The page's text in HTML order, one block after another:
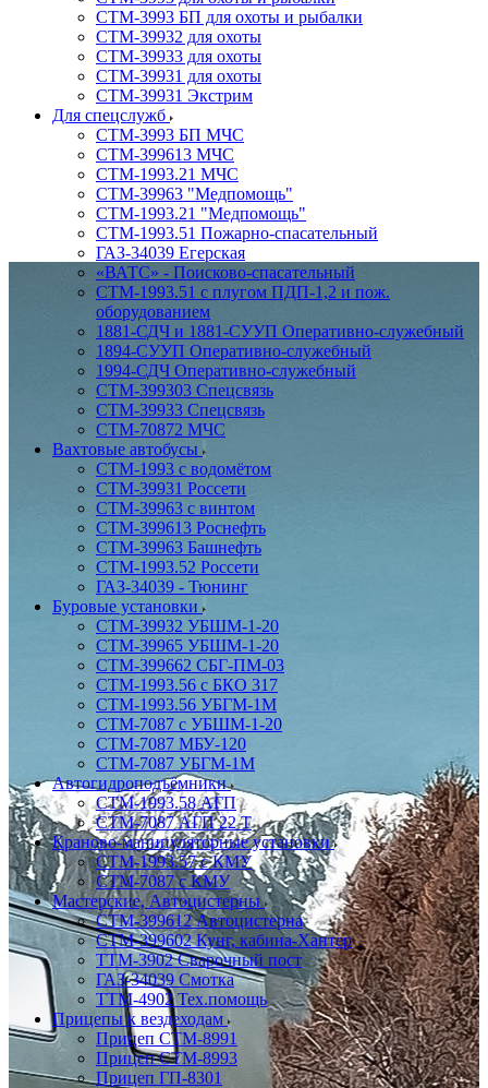
СТМ-3993 БП для охоты и рыбалки
СТМ-39932 для охоты
СТМ-39933 для охоты
СТМ-39931 для охоты
СТМ-39931 Экстрим
Для спецслужб
СТМ-3993 БП МЧС
СТМ-399613 МЧС
СТМ-1993.21 МЧС
СТМ-39963 "Медпомощь"
СТМ-1993.21 "Медпомощь"
СТМ-1993.51 Пожарно-спасательный
ГАЗ-34039 Егерская
«ВАТС» - Поисково-спасательный
СТМ-1993.51 с плугом ПДП-1,2 и пож.
оборудованием
1881-СДЧ и 1881-СУУП Оперативно-служебный
1894-СУУП Оперативно-служебный
1994-СДЧ Оперативно-служебный
СТМ-399303 Спецсвязь
СТМ-39933 Спецсвязь
СТМ-70872 МЧС
Вахтовые автобусы
СТМ-1993 с водомётом
СТМ-39931 Россети
СТМ-39963 с винтом
СТМ-399613 Роснефть
СТМ-39963 Башнефть
СТМ-1993.52 Россети
ГАЗ-34039 - Тюнинг
Буровые установки
СТМ-39932 УБШМ-1-20
СТМ-39965 УБШМ-1-20
СТМ-399662 СБГ-ПМ-03
СТМ-1993.56 с БКО 317
СТМ-1993.56 УБГМ-1М
СТМ-7087 с УБШМ-1-20
СТМ-7087 МБУ-120
СТМ-7087 УБГМ-1М
Автогидроподъёмники
СТМ-1993.58 АГП
СТМ-7087 АГП 22 Т
Краново-манипуляторные установки
CTM-1993.57 с КМУ
СТМ-7087 с КМУ
Мастерские, Автоцистерны
СТМ-399612 Автоцистерна
СТМ-399602 Кунг, кабина-Хантер
ТТМ-3902 Сварочный пост
ГАЗ-34039 Смотка
ТТМ-4902 Тех.помощь
Прицепы к вездеходам
Прицеп СТМ-8991
Прицеп СТМ-8993
Прицеп ГП-8301